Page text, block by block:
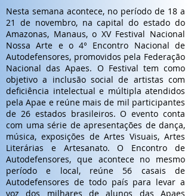
Nesta semana acontece, no período de 18 a
21 de novembro, na capital do estado do
Amazonas, Manaus, o XV Festival Nacional
Nossa Arte e o 4° Encontro Nacional de
Autodefensores, promovidos pela Federação
Nacional das Apaes. O Festival tem como
objetivo a inclusão social de artistas com
deficiência intelectual e múltipla atendidos
pela Apae e reúne mais de mil participantes
de 26 estados brasileiros. O evento conta
com uma série de apresentações de dança,
música, exposições de Artes Visuais, Artes
Literárias e Artesanato. O Encontro de
Autodefensores, que acontece no mesmo
período e local, reúne 56 casais de
Autodefensores de todo país para levar a
voz dos milhares de alunos das Apaes